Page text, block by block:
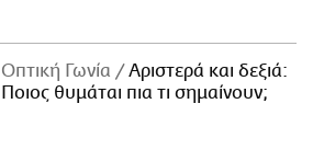
Οπτική Γωνία
Αριστερά και δεξιά:
Ποιος θυμάται πια τι σημαίνουν;